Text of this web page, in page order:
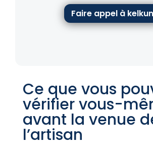
Faire appel à kelkun
Ce que vous
vérifier vous-
avant la venue
l’artisan